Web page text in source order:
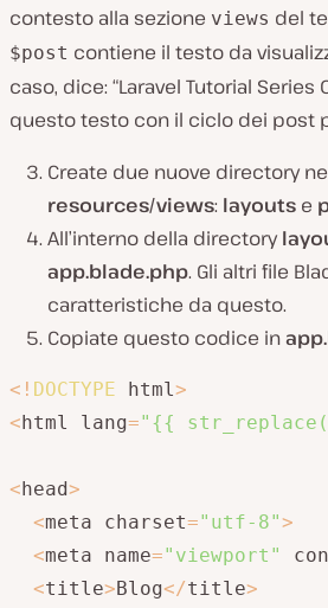
contesto alla sezione views del
$post contiene il testo da
caso, dice: “Laravel Tutorial Series
questo testo con il ciclo dei post
Create due nuove directory
resources/views: layouts e
All’interno della directory
app.blade.php. Gli altri file
caratteristiche da questo.
Copiate questo codice in
< ! DOCTYPE html >
<html lang="{{
<head>
<meta charset="utf-8">
<meta name="viewport"
<title>Blog</title>